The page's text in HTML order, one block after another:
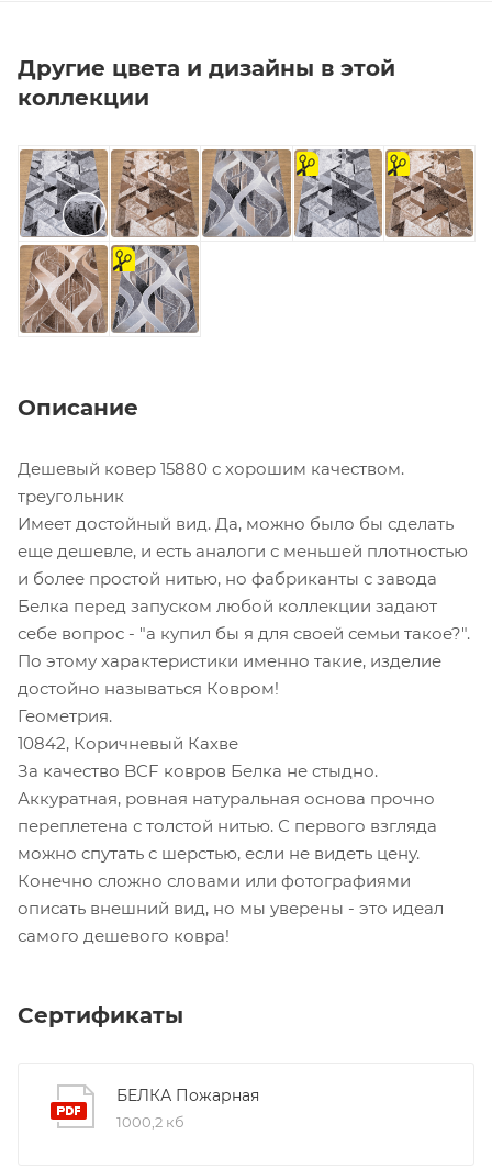
Другие цвета и дизайны в этой
коллекции
на
отрез
на
отрез
на
отрез
Описание
Дешевый ковер 15880 с хорошим качеством.
треугольник
Имеет достойный вид. Да, можно было бы сделать
еще дешевле, и есть аналоги с меньшей плотностью
и более простой нитью, но фабриканты с завода
Белка перед запуском любой коллекции задают
себе вопрос - "а купил бы я для своей семьи такое?".
По этому характеристики именно такие, изделие
достойно называться Ковром!
Геометрия.
10842, Коричневый Кахве
За качество BCF ковров Белка не стыдно.
Аккуратная, ровная натуральная основа прочно
переплетена с толстой нитью. С первого взгляда
можно спутать с шерстью, если не видеть цену.
Конечно сложно словами или фотографиями
описать внешний вид, но мы уверены - это идеал
самого дешевого ковра!
Сертификаты
БЕЛКА Пожарная
1000,2 кб